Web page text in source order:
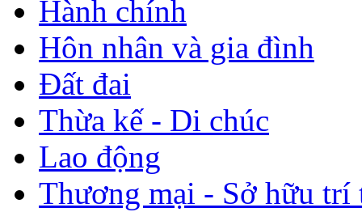
Hành chính
Hôn nhân và gia đình
Đất đai
Thừa kế - Di chúc
Lao động
Thương mại - Sở hữu trí